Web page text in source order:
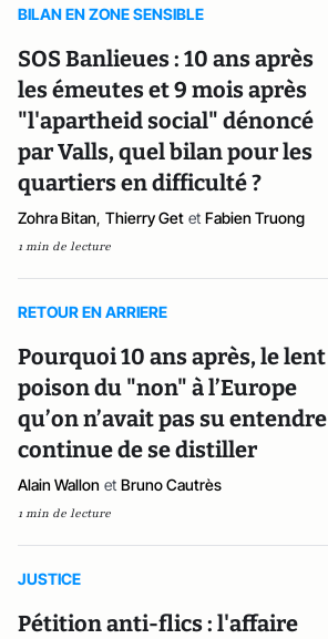
BILAN EN ZONE SENSIBLE
SOS Banlieues : 10 ans après
les émeutes et 9 mois après
"l'apartheid social" dénoncé
par Valls, quel bilan pour les
quartiers en difficulté ?
Zohra Bitan, Thierry Get et Fabien Truong
1 min de lecture
RETOUR EN ARRIERE
Pourquoi 10 ans après, le lent
poison du "non" à l’Europe
qu’on n’avait pas su entendre
continue de se distiller
Alain Wallon et Bruno Cautrès
1 min de lecture
JUSTICE
Pétition anti-flics : l'affaire